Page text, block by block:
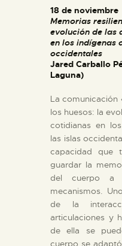
ESPAÑOL
18 de noviembre
Memorias
evolución de las
en los indígenas
occidentales
Jared Carballo
Laguna)
La comunicación
los huesos: la
cotidianas en
las islas
capacidad que
guardar la
del cuerpo a
mecanismos.
de la
articulaciones y
de ella se
cuerpo se